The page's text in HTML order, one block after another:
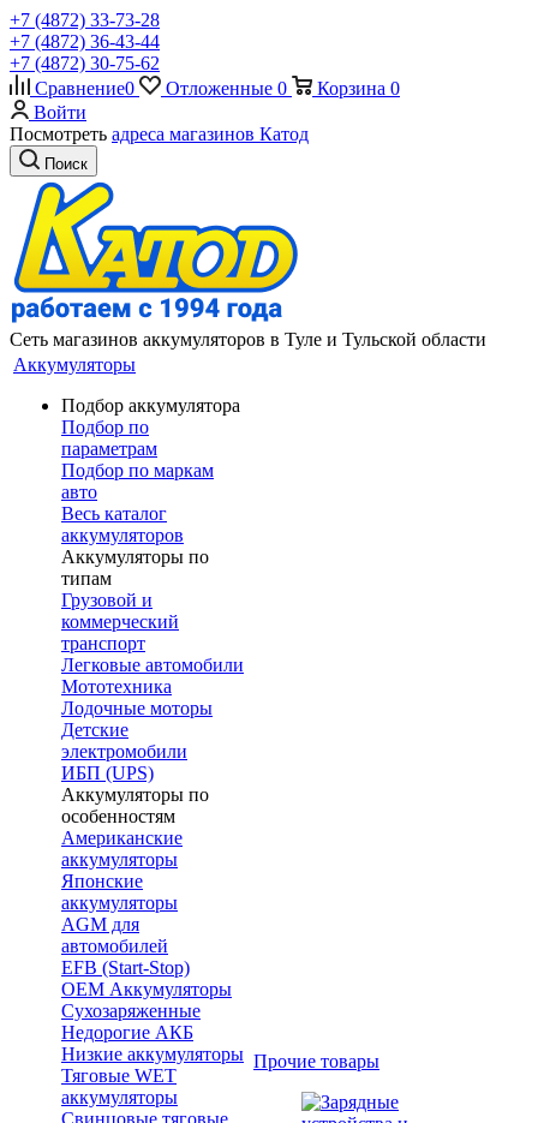
+7 (4872) 33-73-28
+7 (4872) 36-43-44
+7 (4872) 30-75-62
Сравнение0 Отложенные 0 Корзина 0
Войти
Посмотреть адреса магазинов Катод
Поиск
Сеть магазинов аккумуляторов в Туле и Тульской области
Аккумуляторы
Подбор аккумулятора
Подбор по
параметрам
Подбор по маркам
авто
Весь каталог
аккумуляторов
Аккумуляторы по
типам
Грузовой и
коммерческий
транспорт
Легковые автомобили
Мототехника
Лодочные моторы
Детские
электромобили
ИБП (UPS)
Аккумуляторы по
особенностям
Американские
аккумуляторы
Японские
аккумуляторы
AGM для
автомобилей
EFB (Start-Stop)
OEM Аккумуляторы
Сухозаряженные
Недорогие АКБ
Низкие аккумуляторы
Тяговые WET
аккумуляторы
Свинцовые тяговые
Прочие товары